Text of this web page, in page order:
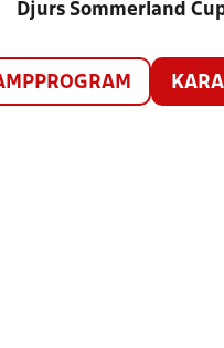
Djurs Sommerland